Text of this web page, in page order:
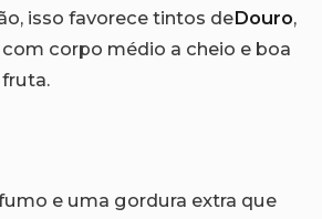
isso favorece tintos deDouro,
com corpo médio a cheio e boa
e uma gordura extra que